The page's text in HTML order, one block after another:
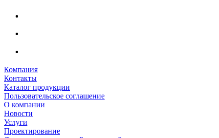
Компания
Контакты
Каталог продукции
Пользовательское соглашение
О компании
Новости
Услуги
Проектирование